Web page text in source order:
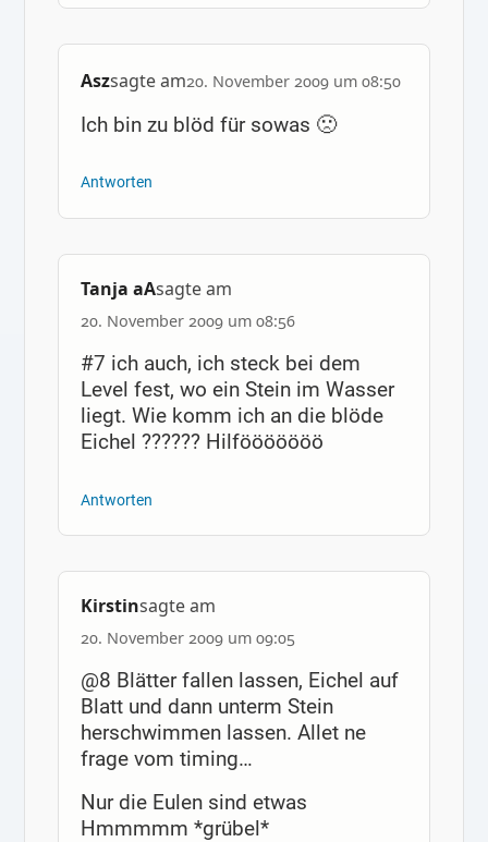
Aszsagte am20. November 2009 um 08:50
Ich bin zu blöd für sowas 🙁
Antworten
Tanja aAsagte am
20. November 2009 um 08:56
#7 ich auch, ich steck bei dem
Level fest, wo ein Stein im Wasser
liegt. Wie komm ich an die blöde
Eichel ?????? Hilfööööööö
Antworten
Kirstinsagte am
20. November 2009 um 09:05
@8 Blätter fallen lassen, Eichel auf
Blatt und dann unterm Stein
herschwimmen lassen. Allet ne
frage vom timing…
Nur die Eulen sind etwas
Hmmmmm *grübel*